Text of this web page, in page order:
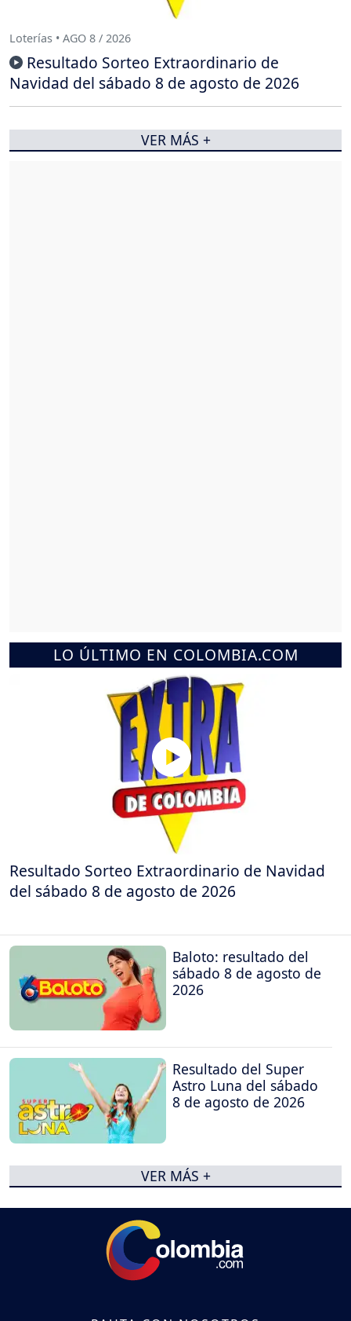
LO ÚLTIMO EN COLOMBIA.COM
Resultado Sorteo Extraordinario de Navidad
del sábado 8 de agosto de 2026
Baloto: resultado del
sábado 8 de agosto de
2026
Resultado del Super
Astro Luna del sábado
8 de agosto de 2026
VER MÁS +
Loterías • AGO 8 / 2026
Resultado Sorteo Extraordinario de
Navidad del sábado 8 de agosto de 2026
VER MÁS +